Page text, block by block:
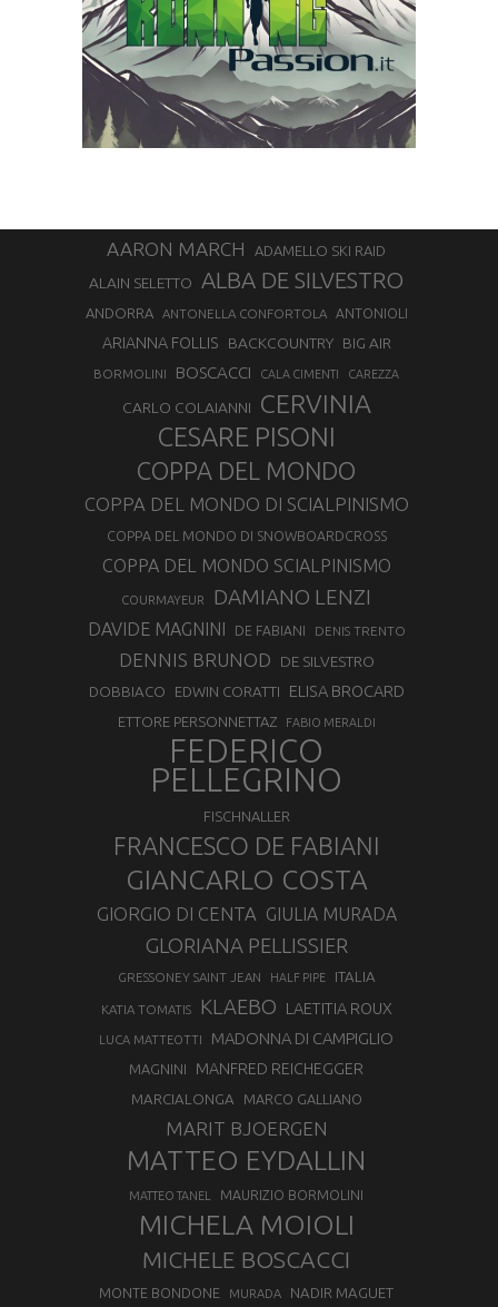
AARON MARCH ADAMELLO SKI RAID
ALAIN SELETTO ALBA DE SILVESTRO
ANDORRA ANTONELLA CONFORTOLA ANTONIOLI
ARIANNA FOLLIS BACKCOUNTRY BIG AIR
BORMOLINI BOSCACCI CALA CIMENTI CAREZZA
CARLO COLAIANNI CERVINIA
CESARE PISONI
COPPA DEL MONDO
COPPA DEL MONDO DI SCIALPINISMO
COPPA DEL MONDO DI SNOWBOARDCROSS
COPPA DEL MONDO SCIALPINISMO
COURMAYEUR DAMIANO LENZI
DAVIDE MAGNINI DE FABIANI DENIS TRENTO
DENNIS BRUNOD DE SILVESTRO
DOBBIACO EDWIN CORATTI ELISA BROCARD
ETTORE PERSONNETTAZ FABIO MERALDI
FEDERICO
PELLEGRINO
FISCHNALLER
FRANCESCO DE FABIANI
GIANCARLO COSTA
GIORGIO DI CENTA GIULIA MURADA
GLORIANA PELLISSIER
GRESSONEY SAINT JEAN HALF PIPE ITALIA
KATIA TOMATIS KLAEBO LAETITIA ROUX
LUCA MATTEOTTI MADONNA DI CAMPIGLIO
MAGNINI MANFRED REICHEGGER
MARCIALONGA MARCO GALLIANO
MARIT BJOERGEN
MATTEO EYDALLIN
MATTEO TANEL MAURIZIO BORMOLINI
MICHELA MOIOLI
MICHELE BOSCACCI
MONTE BONDONE MURADA NADIR MAGUET